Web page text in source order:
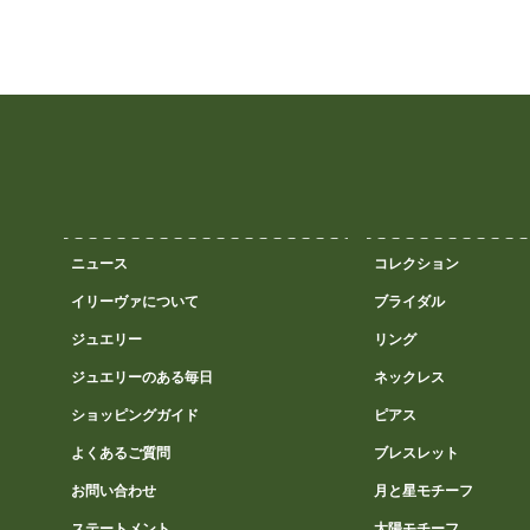
ニュース
イリーヴァについて
ジュエリー
ジュエリーのある毎日
ショッピングガイド
よくあるご質問
お問い合わせ
コレクション
ブライダル
リング
ネックレス
ピアス
ブレスレット
月と星モチーフ